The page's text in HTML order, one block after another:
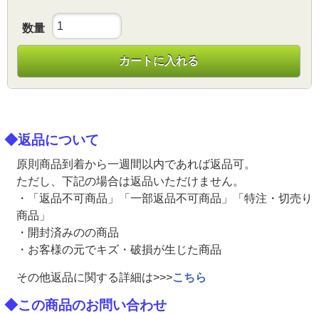
数量
カートに入れる
◆返品について
原則商品到着から一週間以内であれば返品可。
ただし、下記の場合は返品いただけません。
・「返品不可商品」「一部返品不可商品」「特注・切売り
商品」
・開封済みのの商品
・お客様の元でキズ・破損が生じた商品
その他返品に関する詳細は>>>こちら
◆この商品のお問い合わせ